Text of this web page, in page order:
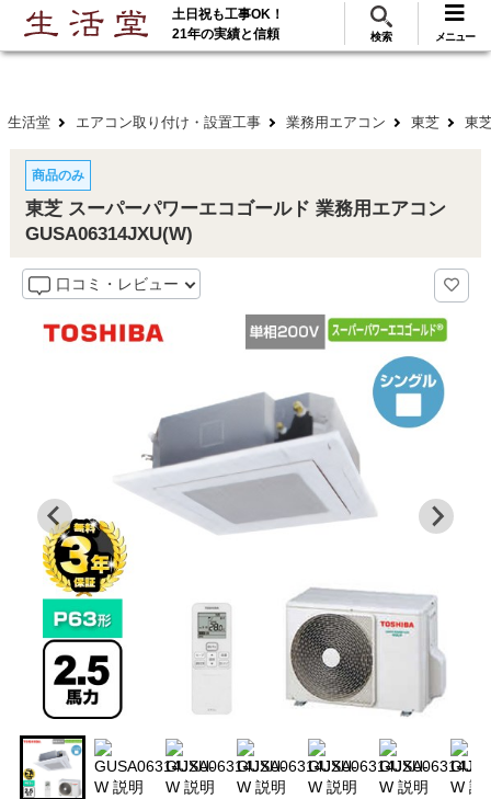
ご利用 288万･工事実績117万件! 無料見積
土日祝も工事OK！
21年の実績と信頼
検索 メニュー
生活堂 エアコン取り付け・設置工事 業務用エアコン 東芝 東
商品のみ
東芝 スーパーパワーエコゴールド 業務用エアコン
GUSA06314JXU(W)
口コミ・レビュー